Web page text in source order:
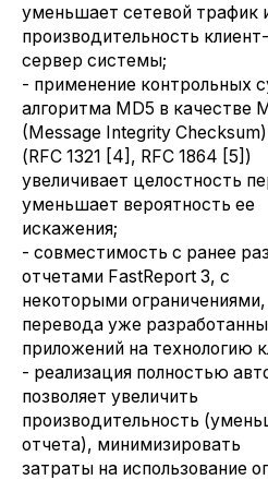
уменьшает сетевой трафик
производительность клиент-
сервер системы;
- применение контрольных
алгоритма MD5 в качестве
(Message Integrity Checksum)
(RFC 1321 [4], RFC 1864 [5])
увеличивает целостность
уменьшает вероятность ее
искажения;
- совместимость с ранее
отчетами FastReport 3, с
некоторыми
перевода уже
приложений на технологию
- реализация полностью
позволяет увеличить
производительность
отчета), минимизировать
затраты на использование